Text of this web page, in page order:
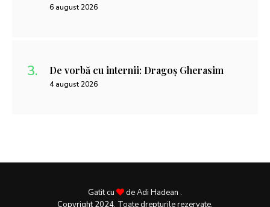
6 august 2026
De vorbă cu internii: Dragoș Gherasim
4 august 2026
Gatit cu
de Adi Hadean .
Copyright 2024. Toate drepturile rezervate.